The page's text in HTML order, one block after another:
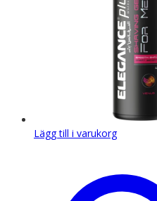
Lägg till i varukorg